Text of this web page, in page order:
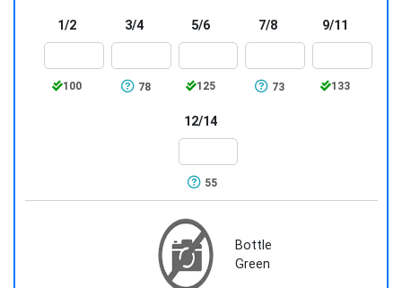
1/2
100
3/4
78
5/6
125
7/8
73
9/11
133
12/14
55
Bottle
Green